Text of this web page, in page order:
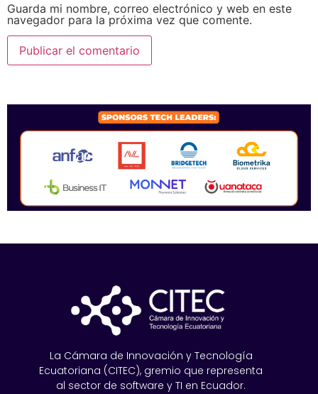
Guarda mi nombre, correo electrónico y web en este
navegador para la próxima vez que comente.
La Cámara de Innovación y Tecnología
Ecuatoriana (CITEC), gremio que representa
al sector de software y TI en Ecuador.